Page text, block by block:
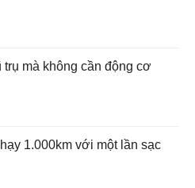
trụ mà không cần động cơ
1.000km với một lần sạc